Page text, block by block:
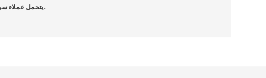
يتحمل عملاء سويسرا مسؤولية دفع ضريبة القيمة المضافة والرسوم الجمركية.